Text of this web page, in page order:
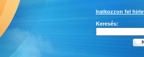
Keresés:
Iratkozzon fel